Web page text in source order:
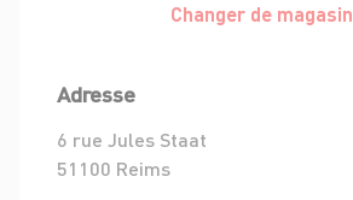
Changer de magasin
Adresse
6 rue Jules Staat
51100 Reims